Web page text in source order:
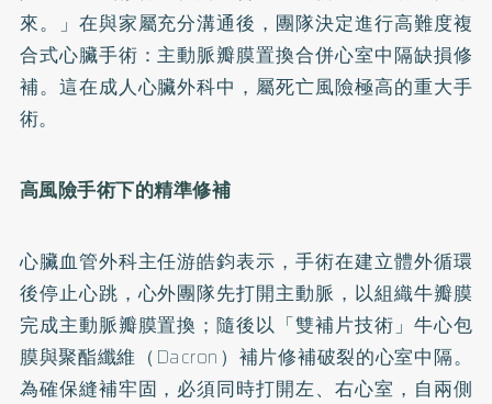
來。」在與家屬充分溝通後，團隊決定進行高難度複
合式心臟手術：主動脈瓣膜置換合併心室中隔缺損修
補。這在成人心臟外科中，屬死亡風險極高的重大手
術。
高風險手術下的精準修補
心臟血管外科主任游皓鈞表示，手術在建立體外循環
後停止心跳，心外團隊先打開主動脈，以組織牛瓣膜
完成主動脈瓣膜置換；隨後以「雙補片技術」牛心包
膜與聚酯纖維（Dacron）補片修補破裂的心室中隔。
為確保縫補牢固，必須同時打開左、右心室，自兩側